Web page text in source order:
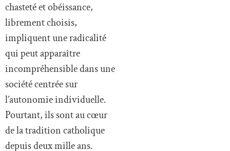
chasteté et obéissance,
librement choisis,
impliquent une radicalité
qui peut apparaître
incompréhensible dans une
société centrée sur
l’autonomie individuelle.
Pourtant, ils sont au cœur
de la tradition catholique
depuis deux mille ans.